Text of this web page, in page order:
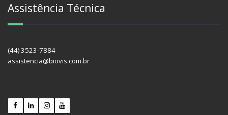
Assistência Técnica
(44) 3523-7884
assistencia@biovis.com.br